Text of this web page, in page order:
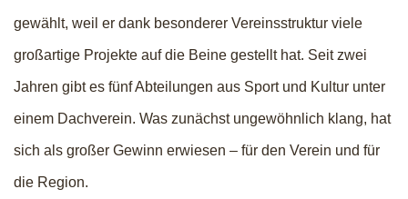
gewählt, weil er dank besonderer Vereinsstruktur viele
großartige Projekte auf die Beine gestellt hat. Seit zwei
Jahren gibt es fünf Abteilungen aus Sport und Kultur unter
einem Dachverein. Was zunächst ungewöhnlich klang, hat
sich als großer Gewinn erwiesen – für den Verein und für
die Region.